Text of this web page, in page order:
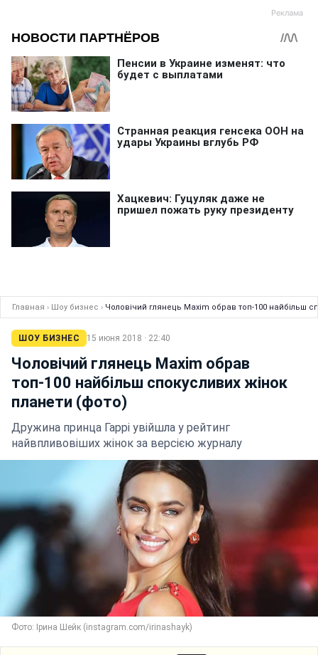
Главная › Шоу бизнес › Чоловічий глянець Maxim обрав топ-100 найбільш
ШОУ БИЗНЕС 15 июня 2018 · 22:40
Чоловічий глянець Maxim обрав
топ-100 найбільш спокусливих жінок
планети (фото)
Дружина принца Гаррі увійшла у рейтинг
найвпливовіших жінок за версією журналу
Фото: Ірина Шейк (instagram.com/irinashayk)